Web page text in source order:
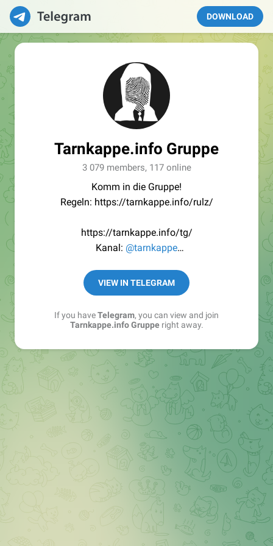
DOWNLOAD
Tarnkappe.info Gruppe
3 079 members, 117 online
Komm in die Gruppe!
Regeln: https://tarnkappe.info/rulz/
https://tarnkappe.info/tg/
Kanal: @tarnkappe
Best of:@bestoftarnkappe
Kochen: https://t.me/+WSW5F1VcmhliMjk6
VIEW IN TELEGRAM
If you haveTelegram, you can view and join
Tarnkappe.info Grupperight away.